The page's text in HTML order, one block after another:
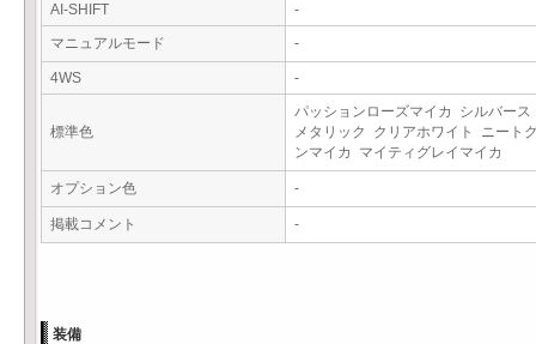
AI-SHIFT
-
マニュアルモード
-
4WS -
標準色
パッションローズマイカ シルバース
メタリック クリアホワイト ニート
ンマイカ マイティグレイマイカ
オプション色 -
掲載コメント -
装備